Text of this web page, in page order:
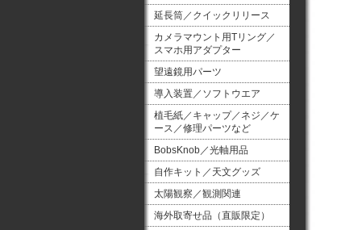
延長筒／クイックリリース
カメラマウント用Tリング／
スマホ用アダプター
望遠鏡用パーツ
導入装置／ソフトウエア
植毛紙／キャップ／ネジ／ケ
ース／修理パーツなど
BobsKnob／光軸用品
自作キット／天文グッズ
太陽観察／観測関連
海外取寄せ品（直販限定）